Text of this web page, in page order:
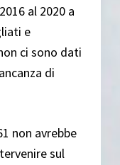
al 2020 a
e
ci sono dati
di
non avrebbe
sul